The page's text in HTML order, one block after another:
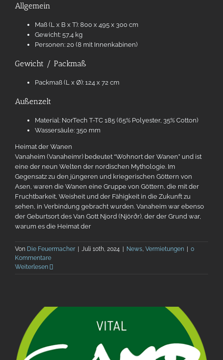
Allgemein
Maß (L x B x T): 800 x 495 x 300 cm
Gewicht: 57,4 kg
Personen: 20 (8 mit Innenkabinen)
Gewicht / Packmaß
Packmaß (L x Ø): 124 x 72 cm
Außenzelt
Material: NorTech T-TC 185 (65% Polyester, 35% Cotton)
Wassersäule: 350 mm
Heimat der Wanen
Vanaheim (Vanaheimr) bedeutet “Wohnort der Wanen” und ist
eine der neun Welten der nordischen Mythologie. Im
Gegensatz zu den jüngeren und kriegerischen Göttern von
Asen, waren die Wanen eine Gruppe von Göttern, die mit der
Fruchtbarkeit, Weisheit und der Fähigkeit in die Zukunft zu
sehen, in Verbindung gebracht wurden. Vanaheim war ebenso
der Geburtsort des Van Gott Njord (Njörðr), der der Grund war,
warum es die Heimat der
Von Die Feuermacher Juli 10th, 2024 News, Vermietungen
0
Kommentare
Weiterlesen